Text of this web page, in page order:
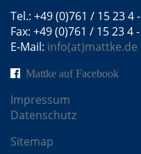
Tel.: +49 (0)761 / 15 23 4
Fax: +49 (0)761 / 15 23 4
E-Mail: info(at)mattke.de
Mattke auf Facebook
Impressum
Datenschutz
Sitemap